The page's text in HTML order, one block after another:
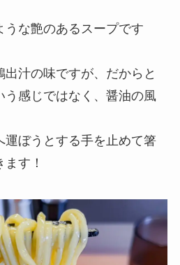
な艶のあるスープです
出汁の味ですが、だからと
う感じではなく、醤油の風
運ぼうとする手を止めて箸
す！